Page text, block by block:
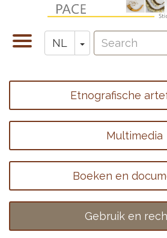
naarNavigatie
wisselen
NL Toggle
Zoeken
Search
Footer
menu
1
Etnografische
Multimedia
Boeken en
Gebruik en